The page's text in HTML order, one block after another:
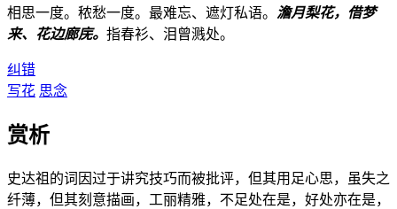
相思一度。秾愁一度。最难忘、遮灯私语。 澹月梨花，借梦
来、花边廊庑。 指春衫、泪曾溅处。
纠错
写花 思念
赏析
史达祖的词因过于讲究技巧而被批评，但其用足心思，虽失之
纤薄，但其刻意描画，工丽精雅，不足处在是，好处亦在是，